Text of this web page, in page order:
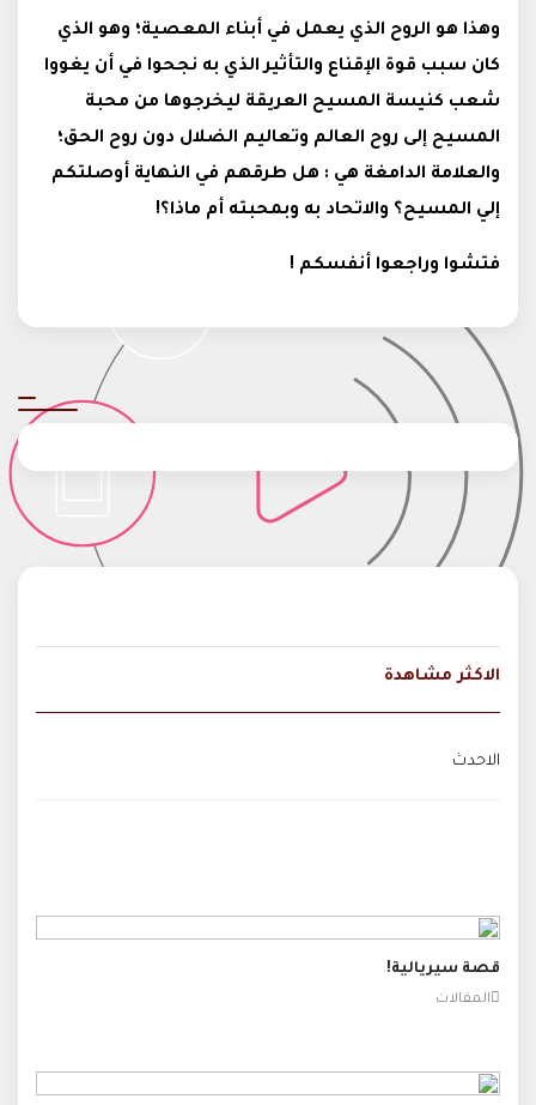
وهذا هو الروح الذي يعمل في أبناء المعصية؛ وهو الذي
كان سبب قوة الإقناع والتأثير الذي به نجحوا في أن يغووا
شعب كنيسة المسيح العريقة ليخرجوها من محبة
المسيح إلى روح العالم وتعاليم الضلال دون روح الحق؛
والعلامة الدامغة هي : هل طرقهم في النهاية أوصلتكم
إلي المسيح؟ والاتحاد به وبمحبته أم ماذا؟!
فتشوا وراجعوا أنفسكم !
الاكثر مشاهدة
الاحدث
قصة سيريالية!
المقالات